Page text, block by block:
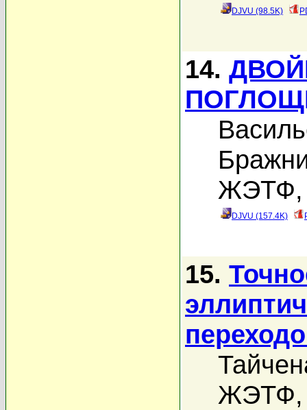
DJVU (98.5K)
14.
ЖЭТФ,
DJVU (157.4K)
15.
ЖЭТФ,